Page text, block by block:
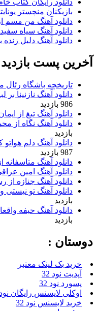
دانلود رایگان کتاب
بازیکنان منچستر
دانلود آهنگ من مسم
دانلود آهنگ سیاه
دانلود آهنگ دلیل زنده
آخرین پست
تاریخچه باشگاه رئال
دانلود آهنگ نازنینا
986 بازدید
دانلود آهنگ تیغ از
دانلود آهنگ نگاه از
بازدید
دانلود آهنگ دلم
987 بازدید
دانلود آهنگ
دانلود آهنگ امین
دانلود آهنگ جنازه از
دانلود آهنگ تو
بازدید
دانلود آهنگ حیفه
بازدید
دوستان :
خرید بک لینک معتبر
آپدیت نود 32
پسورد نود 32
اوکلی لایسنس رایگان نود 32
خرید لایسنس نود 32